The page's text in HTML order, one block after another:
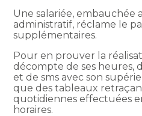
Une salariée, embauchée
administratif, réclame le
supplémentaires.
Pour en prouver la
décompte de ses heures,
et de sms avec son
que des tableaux
quotidiennes effectuées
horaires.